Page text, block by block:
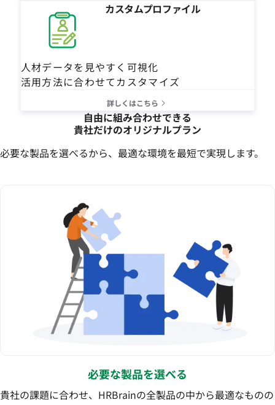
カスタムプロファイル
人材データを見やすく可視化
活用方法に合わせてカスタマイズ
詳しくはこちら
自由に組み合わせできる
貴社だけのオリジナルプラン
必要な製品を選べるから、最適な環境を最短で実現します。
必要な製品を選べる
貴社の課題に合わせ、HRBrainの全製品の中から最適なものの